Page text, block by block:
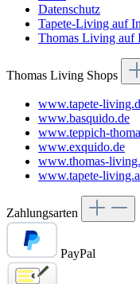
Datenschutz
Tapete-Living auf
Thomas Living auf
Thomas Living Shops
www.tapete-
www.basquido.de
www.teppich-
www.exquido.de
www.thomas-
www.tapete-
Zahlungsarten
PayPal